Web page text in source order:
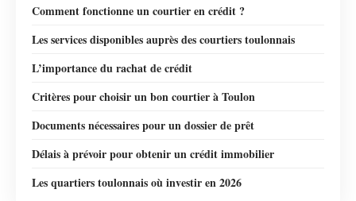
Comment fonctionne un courtier en crédit ?
Les services disponibles auprès des courtiers toulonnais
L’importance du rachat de crédit
Critères pour choisir un bon courtier à Toulon
Documents nécessaires pour un dossier de prêt
Délais à prévoir pour obtenir un crédit immobilier
Les quartiers toulonnais où investir en 2026